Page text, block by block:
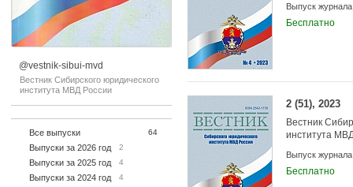
@vestnik-sibui-mvd
Вестник Сибирского юридического
института МВД России
Все выпуски 64
Выпуски за 2026 год 2
Выпуски за 2025 год 4
Выпуски за 2024 год 4
Выпуск журнала
Бесплатно
2 (51), 2023
Вестник
института
Выпуск журнала
Бесплатно